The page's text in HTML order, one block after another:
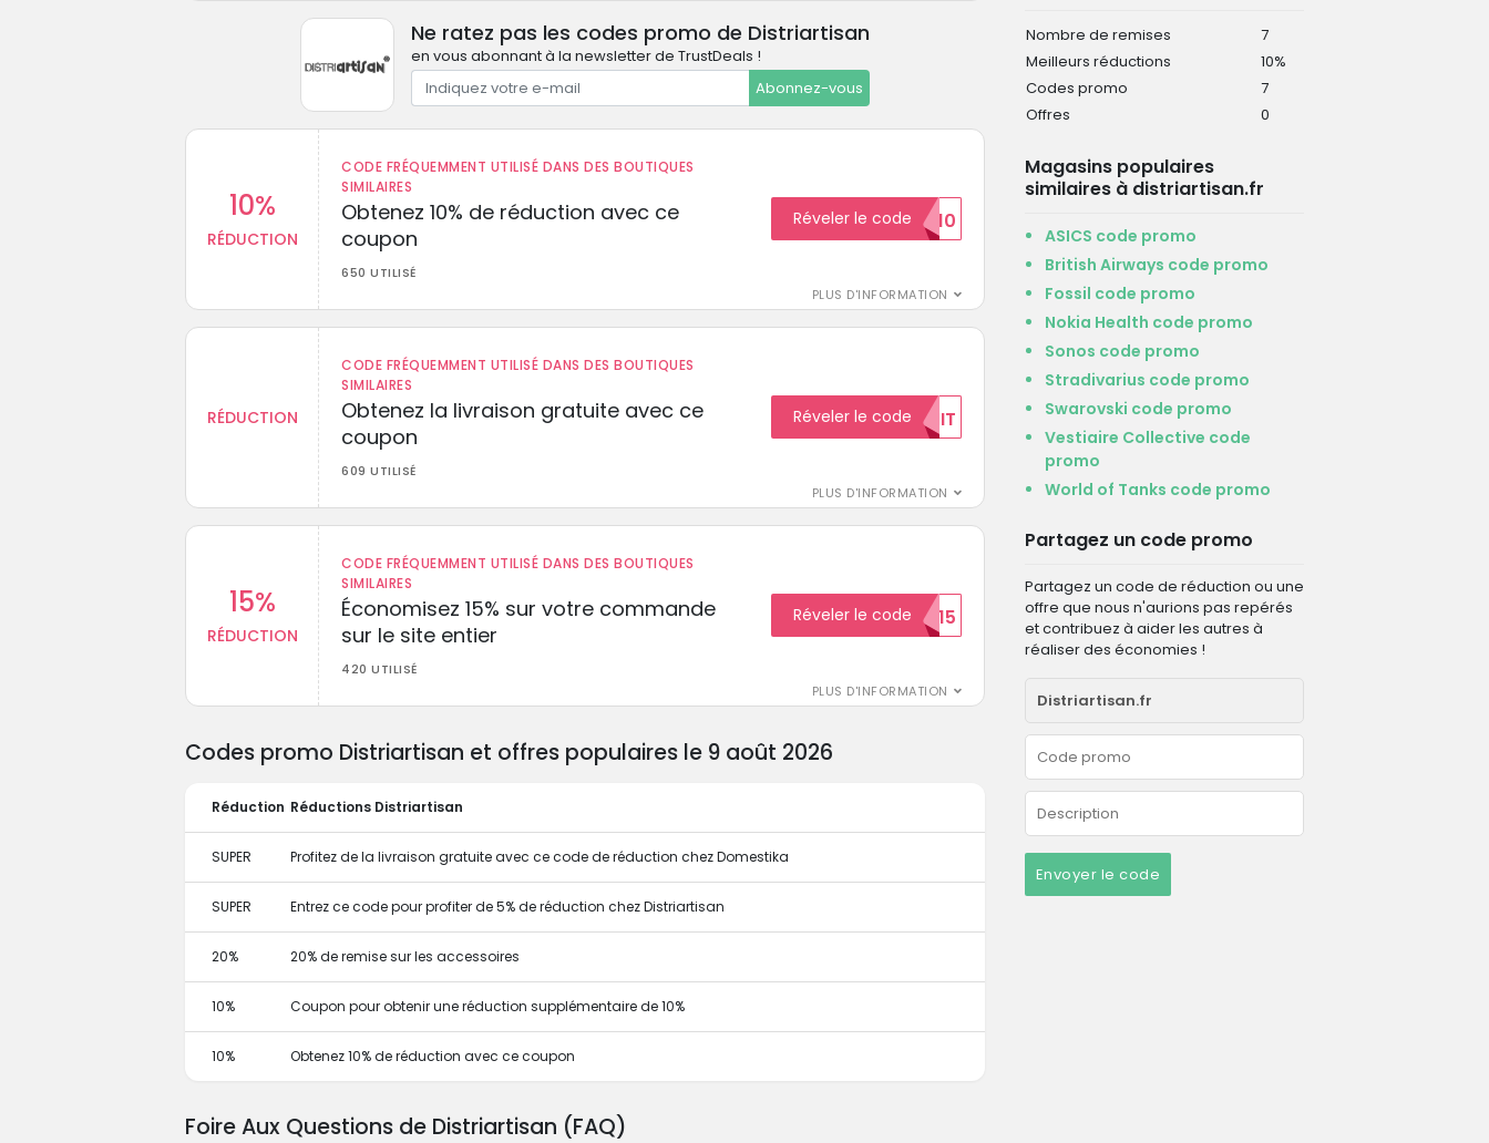
Ne ratez pas les codes promo de Distriartisan
en vous abonnant à la newsletter de TrustDeals !
Abonnez-vous
10%
RÉDUCTION
CODE FRÉQUEMMENT UTILISÉ DANS DES BOUTIQUES
SIMILAIRES
Obtenez 10% de réduction avec ce
coupon
650 UTILISÉ
PLUS D'INFORMATION
Réveler le code
REDUCTION10
RÉDUCTION
CODE FRÉQUEMMENT UTILISÉ DANS DES BOUTIQUES
SIMILAIRES
Obtenez la livraison gratuite avec ce
coupon
609 UTILISÉ
PLUS D'INFORMATION
Réveler le codeGRATUIT
15%
RÉDUCTION
CODE FRÉQUEMMENT UTILISÉ DANS DES BOUTIQUES
SIMILAIRES
Économisez 15% sur votre commande
sur le site entier
420 UTILISÉ
PLUS D'INFORMATION
Réveler le codeECON15
Nombre de remises
7
Meilleurs réductions
10%
Codes promo
7
Offres
0
Magasins populaires
similaires à distriartisan.fr
ASICS code promo
British Airways code promo
Fossil code promo
Nokia Health code promo
Sonos code promo
Stradivarius code promo
Swarovski code promo
Vestiaire Collective code
promo
World of Tanks code promo
Partagez un code promo
Partagez un code de réduction ou une
offre que nous n'aurions pas repérés
et contribuez à aider les autres à
réaliser des économies !
Envoyer le code
Codes promo Distriartisan et offres populaires le 9 août 2026
Réduction Réductions Distriartisan
SUPER Profitez de la livraison gratuite avec ce code de réduction chez Domestika
SUPER Entrez ce code pour profiter de 5% de réduction chez Distriartisan
20% 20% de remise sur les accessoires
10% Coupon pour obtenir une réduction supplémentaire de 10%
10% Obtenez 10% de réduction avec ce coupon
Foire Aux Questions de Distriartisan (FAQ)